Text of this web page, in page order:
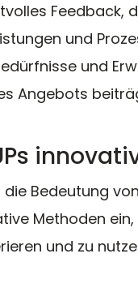
Feedback,
und
und
Angebots
die Bedeutung
Methoden
und zu